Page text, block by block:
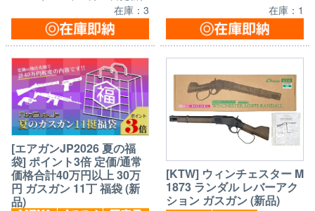
在庫：3
在庫：1
[エアガンJP2026 夏の福
袋] ポイント3倍 定価/通常
価格合計40万円以上 30万
円 ガスガン 11丁 福袋 (新
品)
[KTW] ウィンチェスター M
1873 ランダル レバーアク
ション ガスガン (新品)